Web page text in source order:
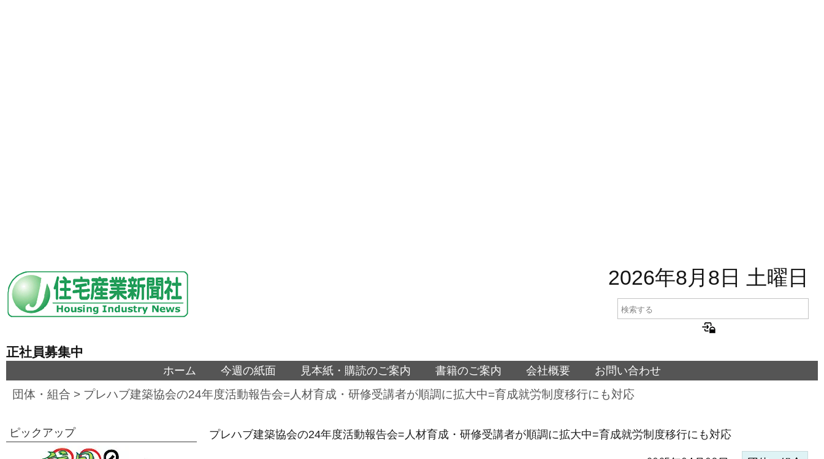
2026年8月8日 土曜日
正社員募集中
ホーム 今週の紙面 見本紙・購読のご案内 書籍のご案内 会社概要 お問い合わせ
団体・組合 > プレハブ建築協会の24年度活動報告会=人材育成・研修受講者が順調に拡大中=育成就労制度移行にも対応
プレハブ建築協会の24年度活動報告会=人材育成・研修受講者が順調に拡大中=育成就労制度移行にも対応
ピックアップ